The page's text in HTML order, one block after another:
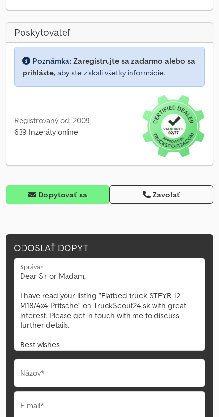
Poskytovateľ
Poznámka: Zaregistrujte sa zadarmo alebo sa
prihláste, aby ste získali všetky informácie.
Registrovaný od: 2009
639 Inzeráty online
Dopytovať sa Zavolať
ODOSLAŤ DOPYT
Správa*
Názov*
E-mail*